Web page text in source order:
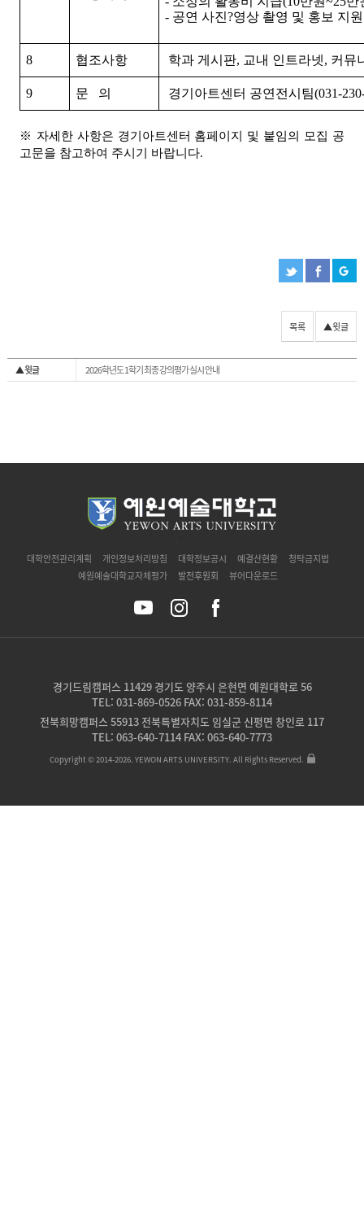
- 공연 사진?영상 촬영 및 홍보 지원
8 협조사항 학과 게시판, 교내 인트라넷, 커뮤
9 문 의 경기아트센터 공연전시팀(031-
※ 자세한 사항은 경기아트센터 홈페이지 및 붙임의 모집 공
고문을 참고하여 주시기 바랍니다.
목록 ▲윗글
▲ 윗글 2026학년도 1학기 최종 강의평가 실시 안내
대학안전관리계획 개인정보처리방침 대학정보공시 예결산현황
청탁금지법
예원예술대학교자체평가
발전후원회 뷰어다운로드
경기드림캠퍼스 11429 경기도 양주시 은현면 예원대학로 56
TEL: 031-869-0526 FAX: 031-859-8114
전북희망캠퍼스 55913 전북특별자치도 임실군 신평면 창인로 117
TEL: 063-640-7114 FAX: 063-640-7773
Copyright © 2014-2026. YEWON ARTS UNIVERSITY. All Rights Reserved.